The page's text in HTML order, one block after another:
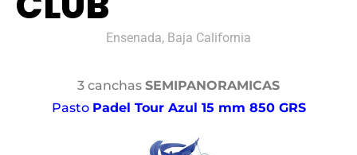
Ensenada, Baja California
3 canchas SEMIPANORAMICAS
Pasto Padel Tour Azul 15 mm 850 GRS